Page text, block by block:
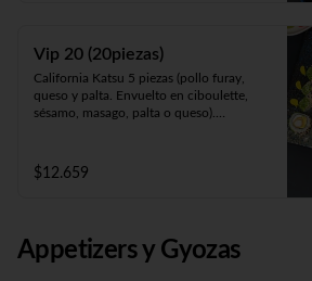
camarón furay o pollo furay. Envuelto en
pollo y Frito en panko acompañado de
salsa teriyaki).
Vip 20 (20piezas)
California Katsu 5 piezas (pollo furay,
queso y palta. Envuelto en ciboulette,
sésamo, masago, palta o queso).
palta).
Panko Ebi 10 piezas (camarón, queso y
$12.659
Appetizers y Gyozas